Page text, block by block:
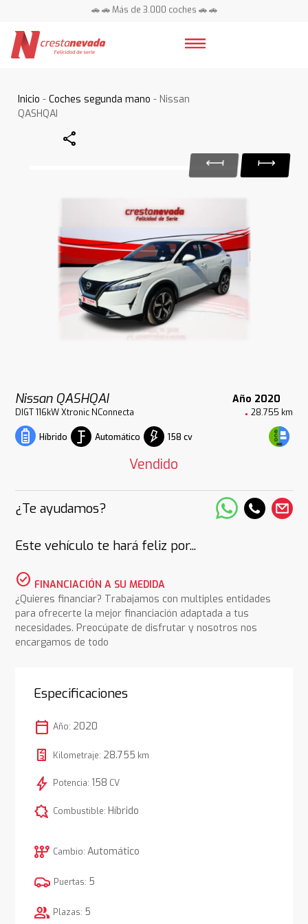
🚗 🚗 Más de 3.000 coches 🚗 🚗
Inicio -Coches segunda mano - Nissan
QASHQAI
Share
Nissan QASHQAI Año 2020
DIGT 116kW Xtronic NConnecta 28.755 km
Híbrido Automático 158 cv
Vendido
¿Te ayudamos?
Este vehículo te hará feliz por...
check_circle FINANCIACIÓN A SU MEDIDA
¿Quieres financiar? Trabajamos con multiples entidades
para ofrecerte la mejor financiación adaptada a tus
necesidades. Preocúpate de disfrutar y nosotros nos
encargamos de todo
Especificaciones
calendar_today Año: 2020
Kilometraje: 28.755 km
bolt Potencia: 158 CV
comic_bubble Combustible: Híbrido
auto_transmission Cambio: Automático
Puertas: 5
group Plazas: 5